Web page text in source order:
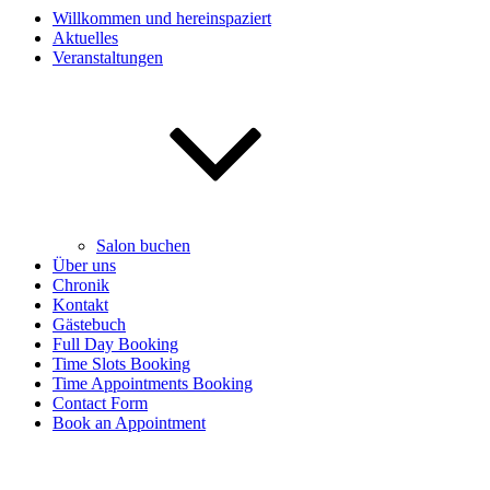
Willkommen und hereinspaziert
Aktuelles
Veranstaltungen
Salon buchen
Über uns
Chronik
Kontakt
Gästebuch
Full Day Booking
Time Slots Booking
Time Appointments Booking
Contact Form
Book an Appointment